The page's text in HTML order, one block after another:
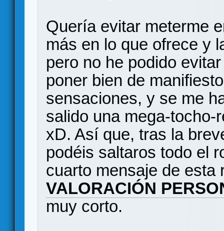
Quería evitar meterme
más en lo que ofrece y
pero no he podido
poner bien de
sensaciones, y se me
salido una mega-tocho-
xD. Así que, tras la
podéis saltaros todo el
cuarto mensaje de
VALORACIÓN
muy corto.